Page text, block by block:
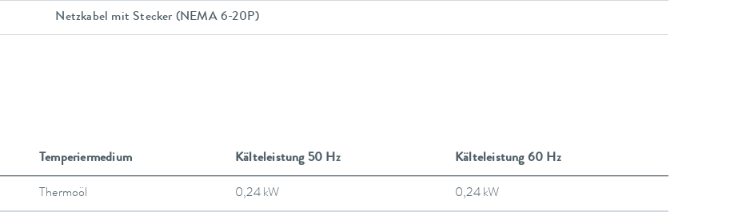
Netzkabel mit Stecker (NEMA 6-20P)
Temperiermedium Kälteleistung 50 Hz Kälteleistung 60 Hz
Thermoöl 0,24 kW 0,24 kW